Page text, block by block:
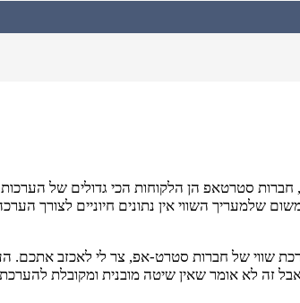
סטרטאפ הן הלקוחות הכי גדולים של הערכות
של חברות סטרט-אפ, צר לי לאכזב אתכם.
זה לא אומר שאין שיטה מובנית ומקובלת